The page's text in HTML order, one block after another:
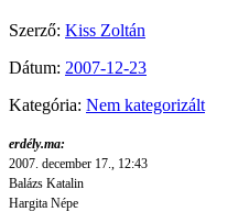
Szerző: Kiss Zoltán
Dátum: 2007-12-23
Kategória: Nem kategorizált
erdély.ma:
2007. december 17., 12:43
Balázs Katalin
Hargita Népe